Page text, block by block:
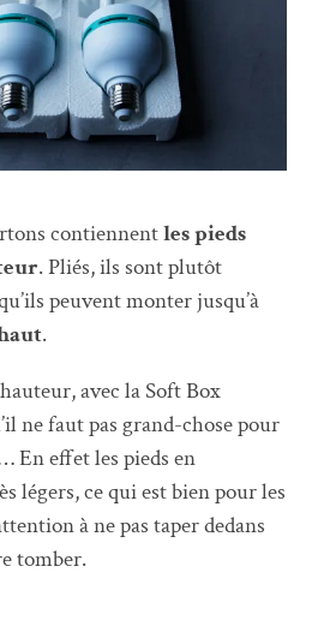
contiennentles pieds
. Pliés, ils sont plutôt
peuvent monter jusqu’à
.
avec la Soft Box
ne faut pas grand-chose pour
En effet les pieds en
légers, ce qui est bien pour les
à ne pas taper dedans
tomber.